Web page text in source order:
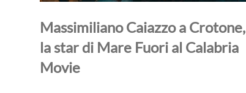
Massimiliano Caiazzo a Crotone,
la star di Mare Fuori al Calabria
Movie